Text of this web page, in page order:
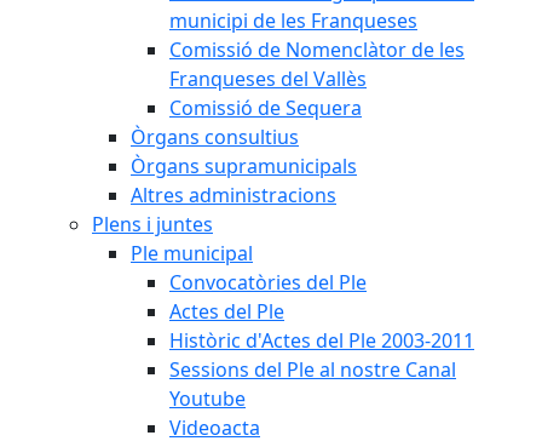
municipi de les Franqueses
Comissió de Nomenclàtor de les
Franqueses del Vallès
Comissió de Sequera
Òrgans consultius
Òrgans supramunicipals
Altres administracions
Plens i juntes
Ple municipal
Convocatòries del Ple
Actes del Ple
Històric d'Actes del Ple 2003-2011
Sessions del Ple al nostre Canal
Youtube
Videoacta